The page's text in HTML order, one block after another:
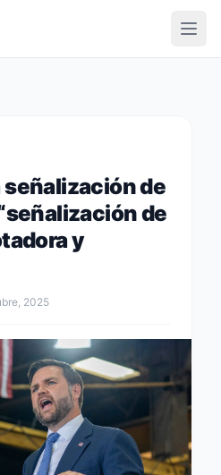
señalización de
de
y
2025